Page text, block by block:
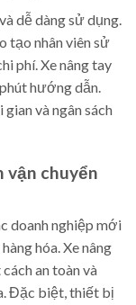
dễ dàng sử dụng.
tạo nhân viên sử
phí. Xe nâng tay
hướng dẫn.
và ngân sách
vận chuyển
doanh nghiệp mới
hóa. Xe nâng
an toàn và
Đặc biệt, thiết bị